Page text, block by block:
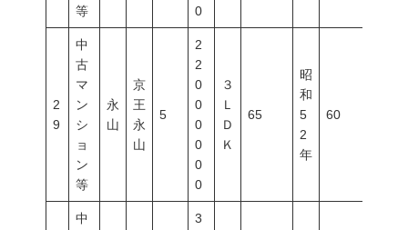
等
0
2
9
中
古
マ
ン
シ
ョ
ン
等
永
山
京
王
永
山
5
2
2
0
0
0
0
0
0
３
Ｌ
Ｄ
Ｋ
65
昭
和
5
2
年
60
中
3